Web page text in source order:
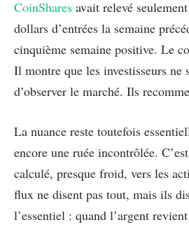
CoinShares avait relevé
dollars d’entrées la semaine
cinquième semaine positive. Le
Il montre que les investisseurs ne
d’observer le marché. Ils
La nuance reste toutefois
encore une ruée incontrôlée.
calculé, presque froid, vers les
flux ne disent pas tout, mais ils
l’essentiel : quand l’argent